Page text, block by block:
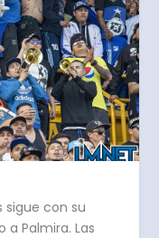
sigue con su
Palmira. Las